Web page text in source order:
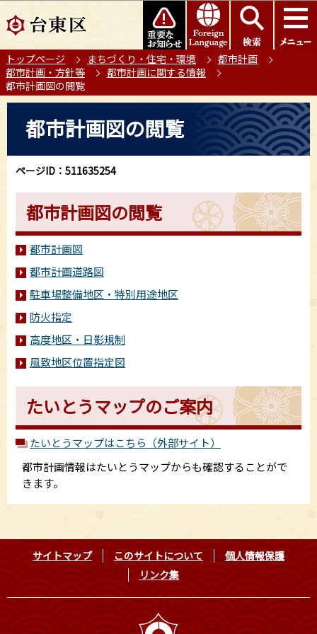
の
ー
ジ
の
このページの本文へ移動
トップページ まちづくり・住宅・環境
都市計画
都市計画・方針等
都市計画に関する情報
都市計画図の閲覧
都市計画図の閲覧
ページID：511635254
都市計画図の閲覧
都市計画図
都市計画道路図
駐車場整備地区・特別用途地区
防火指定
高度地区・日影規制
風致地区位置指定図
たいとうマップのご案内
たいとうマップはこちら（外部サイト）
都市計画情報はたいとうマップからも確認することがで
きます。
サイトマップ このサイトについて
個人情報保護
リンク集